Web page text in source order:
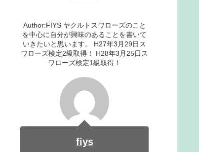
Author:FIYS ヤクルトスワローズのこと
を中心に自分が興味のあることを書いて
いきたいと思います。 H27年3月29日ス
ワローズ検定2級取得！ H28年3月25日ス
ワローズ検定1級取得！
fiys